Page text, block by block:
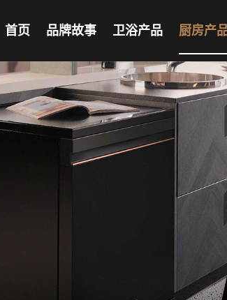
首页 品牌故事 卫浴产品 厨房产